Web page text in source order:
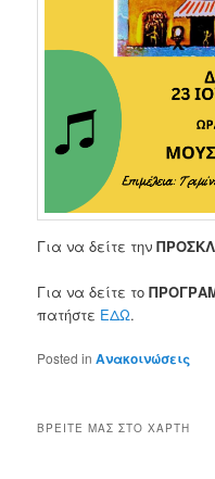
Για να δείτε την
Για να δείτε το
πατήστε ΕΔΩ.
Posted in Ανακοινώσεις
ΒΡΕΊΤΕ ΜΑΣ ΣΤΟ ΧΆΡΤΗ